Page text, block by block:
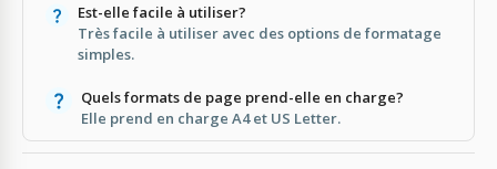
Est-elle facile à utiliser?
Très facile à utiliser avec des options de formatage
simples.
Quels formats de page prend-elle en charge?
Elle prend en charge A4 et US Letter.